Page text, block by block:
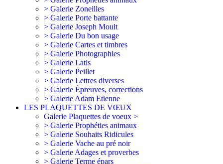
> Galerie Zoneilles
> Galerie Porte battante
> Galerie Joseph Moult
> Galerie Du bon usage
> Galerie Cartes et timbres
> Galerie Photographies
> Galerie Latis
> Galerie Peillet
> Galerie Lettres diverses
> Galerie Épreuves, corrections
> Galerie Adam Etienne
LES PLAQUETTES DE VŒUX
Galerie Plaquettes de voeux >
> Galerie Prophéties animaux
> Galerie Souhaits Ridicules
> Galerie Vache au pré noir
> Galerie Adages et proverbes
> Galerie Terme épars